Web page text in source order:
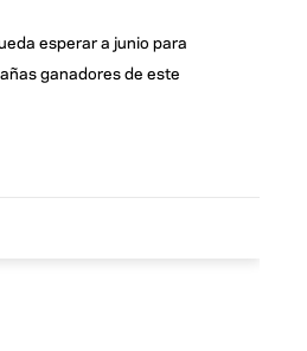
esperar a junio para
ganadores de este